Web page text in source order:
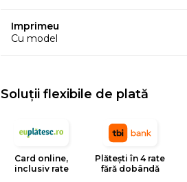
Imprimeu
Cu model
Soluții flexibile de plată
Card online,
inclusiv rate
Plătești în 4 rate
fără dobândă